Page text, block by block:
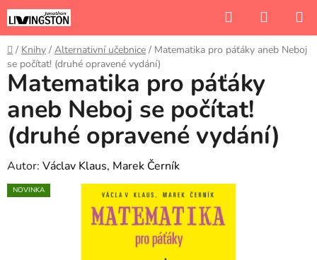
Přejít
na
obsah
Hledat
KOŠÍK
Domů
/ Knihy / Alternativní učebnice / Matematika pro páťáky aneb Neboj
se počítat! (druhé opravené vydání)
Matematika pro páťáky
aneb Neboj se počítat!
(druhé opravené vydání)
Autor: Václav Klaus, Marek Černík
NOVINKA